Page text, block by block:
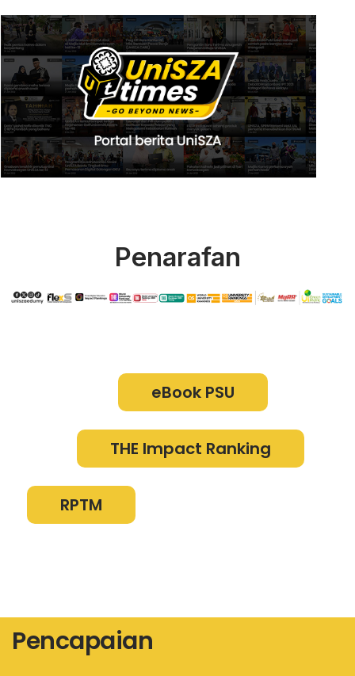
Penarafan
eBook PSU
THE Impact Ranking
RPTM
Pencapaian